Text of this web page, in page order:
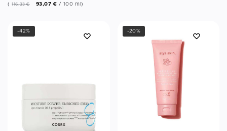
(116,33€ 93,07€ / 100 ml)
-42% -20%